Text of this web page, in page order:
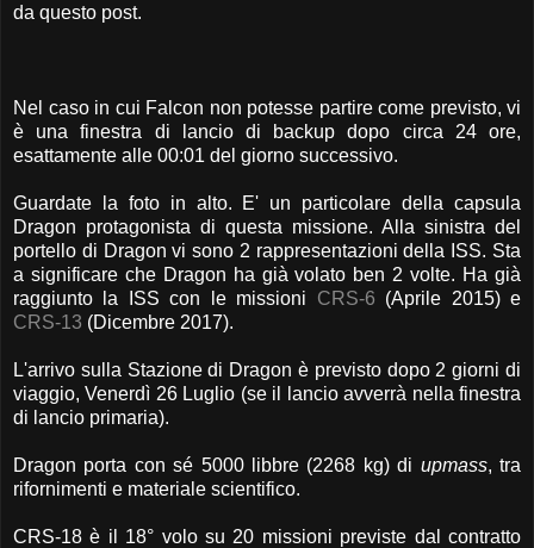
da questo post.
Nel caso in cui Falcon non potesse partire come previsto, vi
è una finestra di lancio di backup dopo circa 24 ore,
esattamente alle 00:01 del giorno successivo.
Guardate la foto in alto. E' un particolare della capsula
Dragon protagonista di questa missione. Alla sinistra del
portello di Dragon vi sono 2 rappresentazioni della ISS. Sta
a significare che Dragon ha già volato ben 2 volte. Ha già
raggiunto la ISS con le missioni CRS-6 (Aprile 2015) e
CRS-13 (Dicembre 2017).
L'arrivo sulla Stazione di Dragon è previsto dopo 2 giorni di
viaggio, Venerdì 26 Luglio (se il lancio avverrà nella finestra
di lancio primaria).
Dragon porta con sé 5000 libbre (2268 kg) di upmass, tra
rifornimenti e materiale scientifico.
CRS-18 è il 18° volo su 20 missioni previste dal contratto